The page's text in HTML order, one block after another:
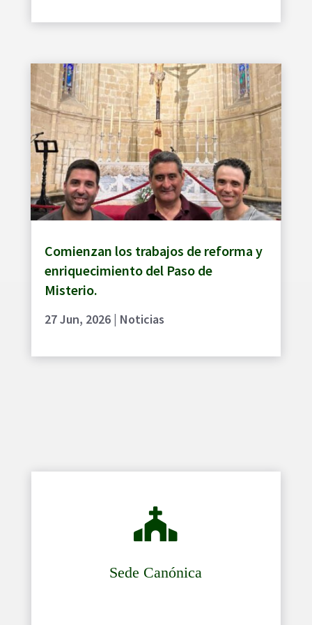
Comienzan los trabajos de reforma y
enriquecimiento del Paso de
Misterio.
27 Jun, 2026| Noticias

Sede Canónica